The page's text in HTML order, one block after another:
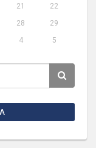
21
22
28
29
4 5